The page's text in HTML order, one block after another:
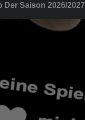
Der Saison 2026/2027